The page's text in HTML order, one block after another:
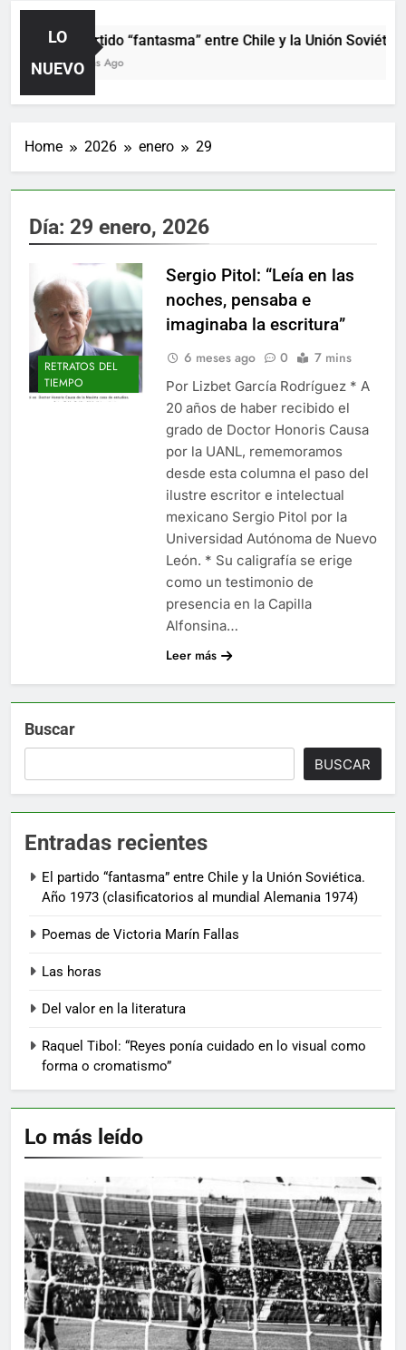
LO
NUEVO
El partido “fantasma” entre Chile y la Unión
2 Horas Ago
Home 2026 enero 29
Día: 29 enero, 2026
RETRATOS DEL
TIEMPO
Sergio Pitol: “Leía en las
noches, pensaba e
imaginaba la escritura”
6 meses ago 0 7 mins
Por Lizbet García Rodríguez * A
20 años de haber recibido el
grado de Doctor Honoris Causa
por la UANL, rememoramos
desde esta columna el paso del
ilustre escritor e intelectual
mexicano Sergio Pitol por la
Universidad Autónoma de Nuevo
León. * Su caligrafía se erige
como un testimonio de
presencia en la Capilla
Alfonsina…
Leer más
Buscar
BUSCAR
Entradas recientes
El partido “fantasma” entre Chile y la Unión Soviética.
Año 1973 (clasificatorios al mundial Alemania 1974)
Poemas de Victoria Marín Fallas
Las horas
Del valor en la literatura
Raquel Tibol: “Reyes ponía cuidado en lo visual como
forma o cromatismo”
Lo más leído